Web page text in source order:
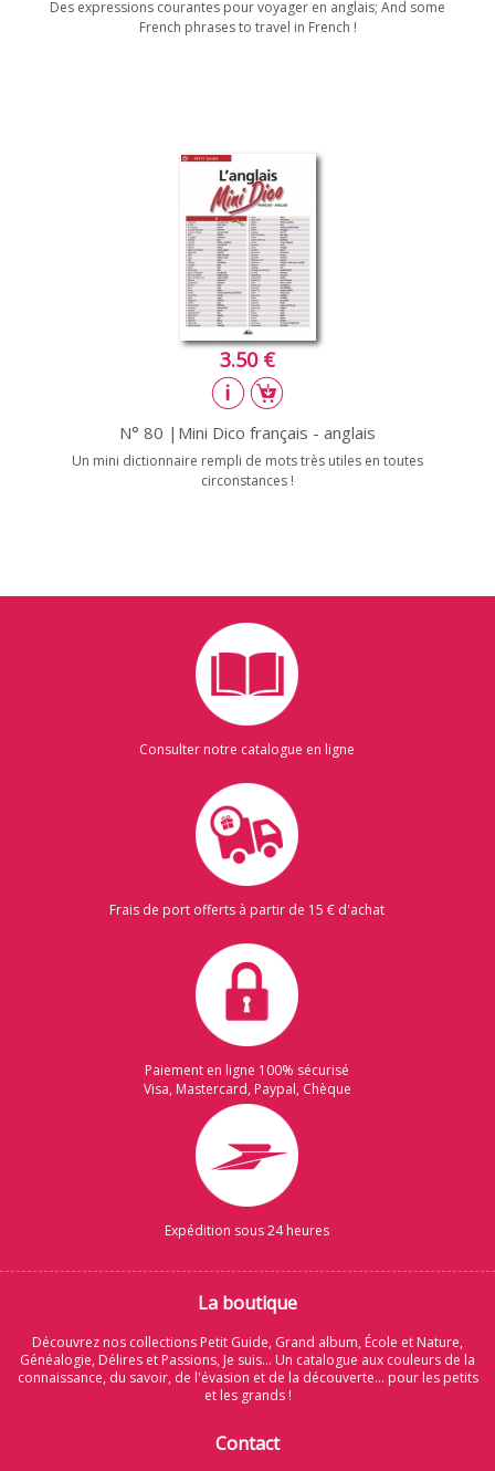
Des expressions courantes pour voyager en anglais; And some
French phrases to travel in French !
3.50 €
N° 80 |Mini Dico français - anglais
Un mini dictionnaire rempli de mots très utiles en toutes
circonstances !
Consulter notre catalogue en ligne
Frais de port offerts à partir de 15 € d'achat
Paiement en ligne 100% sécurisé
Visa, Mastercard, Paypal, Chèque
Expédition sous 24 heures
La boutique
Découvrez nos collections Petit Guide, Grand album, École et Nature,
Généalogie, Délires et Passions, Je suis... Un catalogue aux couleurs de la
connaissance, du savoir, de l'évasion et de la découverte... pour les petits
et les grands !
Contact